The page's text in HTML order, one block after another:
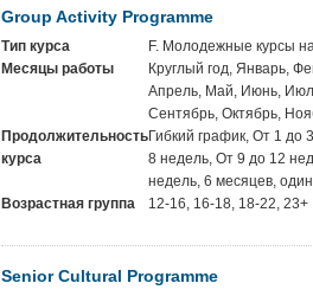
Group Activity Programme
Тип курса
F. Молодежные курсы
Месяцы работы
Круглый год, Январь,
Апрель, Май, Июнь,
Сентябрь, Октябрь,
Продолжительность
курса
Гибкий график, От 1 до
8 недель, От 9 до 12
недель, 6 месяцев,
Возрастная группа
12-16, 16-18, 18-22, 23+
Senior Cultural Programme